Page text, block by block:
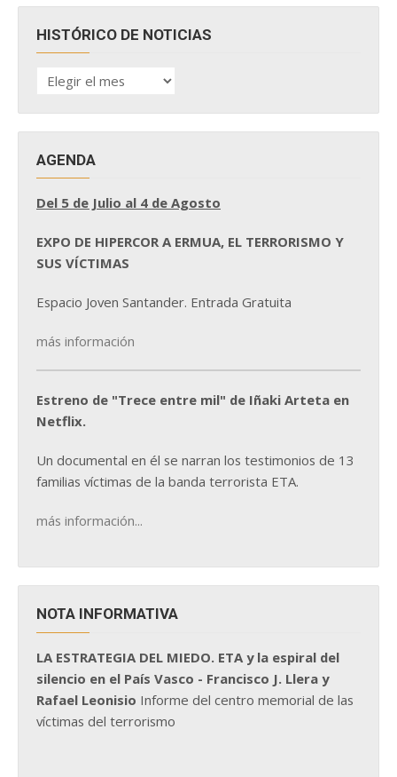
HISTÓRICO DE NOTICIAS
HISTÓRICO
DE
AGENDA
Del 5 de Julio al 4 de Agosto
EXPO DE HIPERCOR A ERMUA, EL TERRORISMO Y
SUS VÍCTIMAS
Espacio Joven Santander. Entrada Gratuita
más información
Estreno de "Trece entre mil" de Iñaki Arteta en
Netflix.
Un documental en él se narran los testimonios de 13
familias víctimas de la banda terrorista ETA.
más información...
NOTA INFORMATIVA
LA ESTRATEGIA DEL MIEDO. ETA y la espiral del
silencio en el País Vasco - Francisco J. Llera y
Rafael Leonisio Informe del centro memorial de las
víctimas del terrorismo